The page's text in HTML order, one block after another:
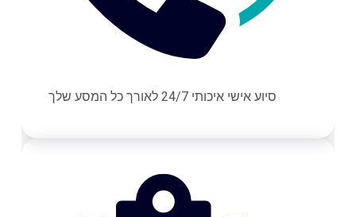
סיוע אישי איכותי 24/7 לאורך כל המסע שלך